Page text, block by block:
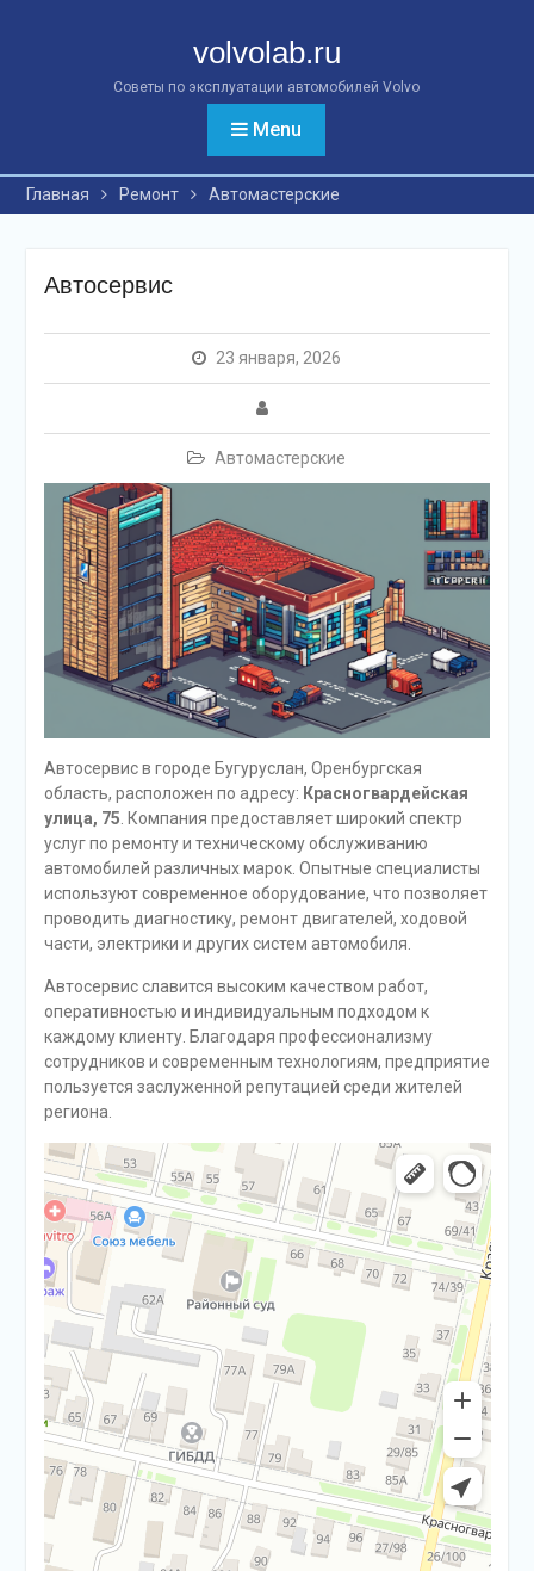
volvolab.ru
Советы по эксплуатации автомобилей Volvo
Menu
Главная Ремонт Автомастерские
Автосервис
23 января, 2026
Автомастерские
Автосервис в городе Бугуруслан, Оренбургская
область, расположен по адресу: Красногвардейская
улица, 75. Компания предоставляет широкий спектр
услуг по ремонту и техническому обслуживанию
автомобилей различных марок. Опытные специалисты
используют современное оборудование, что позволяет
проводить диагностику, ремонт двигателей, ходовой
части, электрики и других систем автомобиля.
Автосервис славится высоким качеством работ,
оперативностью и индивидуальным подходом к
каждому клиенту. Благодаря профессионализму
сотрудников и современным технологиям, предприятие
пользуется заслуженной репутацией среди жителей
региона.